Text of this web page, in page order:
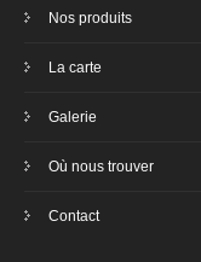
Nos produits
La carte
Galerie
Où nous trouver
Contact